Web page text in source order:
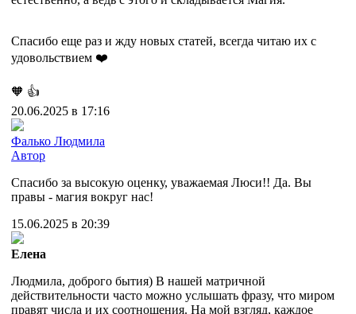
Спасибо еще раз и жду новых статей, всегда читаю их с
удовольствием ❤️
🧡 👍
20.06.2025 в 17:16
Фалько Людмила
Автор
Спасибо за высокую оценку, уважаемая Люси!! Да. Вы
правы - магия вокруг нас!
15.06.2025 в 20:39
Елена
Людмила, доброго бытия) В нашей матричной
действительности часто можно услышать фразу, что миром
правят числа и их соотношения. На мой взгляд, каждое